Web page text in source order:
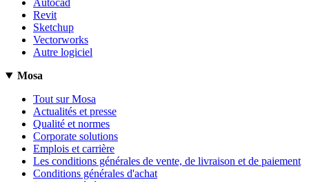
Autocad
Revit
Sketchup
Vectorworks
Autre logiciel
Mosa
Tout sur Mosa
Actualités et presse
Qualité et normes
Corporate solutions
Emplois et carrière
Les conditions générales de vente, de livraison et de paiement
Conditions générales d'achat